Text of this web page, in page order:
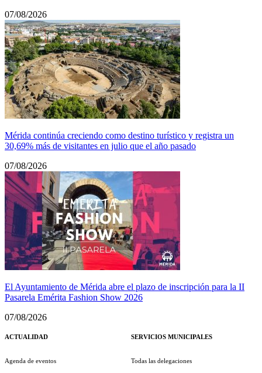
07/08/2026
Mérida continúa creciendo como destino turístico y registra un
30,69% más de visitantes en julio que el año pasado
07/08/2026
El Ayuntamiento de Mérida abre el plazo de inscripción para la II
Pasarela Emérita Fashion Show 2026
07/08/2026
ACTUALIDAD
Agenda de eventos
SERVICIOS MUNICIPALES
Todas las delegaciones